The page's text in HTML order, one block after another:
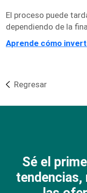
El proceso puede
dependiendo de la
Aprende cómo
Regresar
Sé el